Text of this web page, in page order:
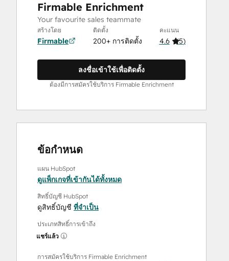
Firmable Enrichment
Your favourite sales teammate
สร้างโดย
Firmable
ติดตั้ง
200+ การติดตั้ง
คะแนน
4.6 (5)
ลงชื่อเข้าใช้เพื่อติดตั้ง
ต้องมีการสมัครใช้บริการ Firmable Enrichment
ข้อกำหนด
แผน HubSpot
ดูแพ็กเกจที่เข้ากันได้ทั้งหมด
สิทธิ์บัญชี HubSpot
ดูสิทธิ์บัญชี ที่จำเป็น
ประเภทสิทธิ์การเข้าถึง
แชร์แล้ว
การสมัครใช้บริการ Firmable Enrichment